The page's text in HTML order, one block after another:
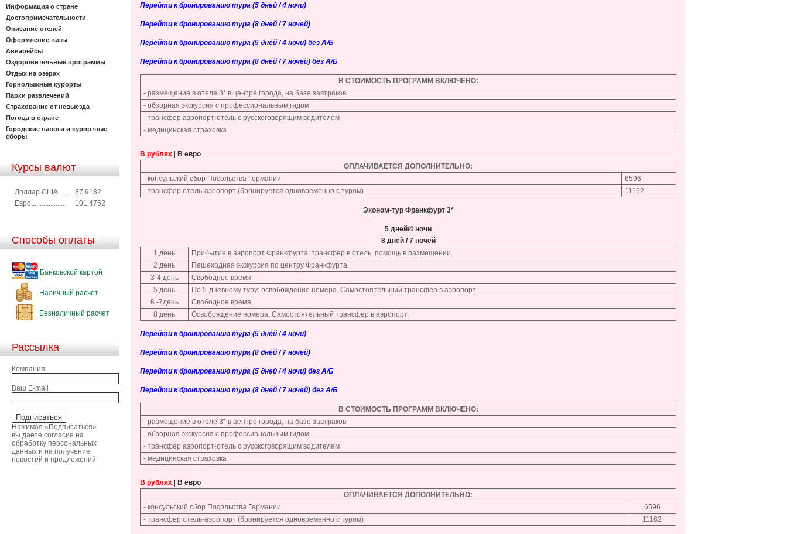
Информация о стране
Достопримечательности
Описание отелей
Оформление визы
Авиарейсы
Оздоровительные программы
Отдых на озёрах
Горнолыжные курорты
Парки развлечений
Страхование от невыезда
Погода в стране
Городские налоги и курортные
сборы
Курсы валют
Доллар США........ 87.9182
Евро...................
101.4752
Способы оплаты
Банковской картой
Наличный расчет
Безналичный расчет
Рассылка
Компания
Ваш E-mail
Нажимая «Подписаться»
вы даёте согласие на
обработку персональных
данных и на получение
новостей и предложений
Перейти к бронированию тура (5 дней / 4 ночи)
Перейти к бронированию тура (8 дней / 7 ночей)
Перейти к бронированию тура (5 дней / 4 ночи) без А/Б
Перейти к бронированию тура (8 дней / 7 ночей) без А/Б
В СТОИМОСТЬ ПРОГРАММ ВКЛЮЧЕНО:
- размещение в отеле 3* в центре города, на базе завтраков
- обзорная экскурсия с профессиональным гидом
- трансфер аэропорт-отель с русскоговорящим водителем
- медицинская страховка
В рублях
В евро
ОПЛАЧИВАЕТСЯ ДОПОЛНИТЕЛЬНО:
- консульский сбор Посольства Германии
6596
- трансфер отель-аэропорт (бронируется одновременно с туром)
11162
Эконом-тур Франкфурт 3*
5 дней/4 ночи
8 дней / 7 ночей
1 день
Прибытие в аэропорт Франкфурта, трансфер в отель, помощь в размещении.
2 день
Пешеходная экскурсия по центру Франкфурта.
3-4 день
Свободное время
5 день
По 5-дневному туру: освобождение номера. Самостоятельный трансфер в аэропорт.
6 -7день
Свободное время
8 день
Освобождение номера. Самостоятельный трансфер в аэропорт.
Перейти к бронированию тура (5 дней / 4 ночи)
Перейти к бронированию тура (8 дней / 7 ночей)
Перейти к бронированию тура (5 дней / 4 ночи) без А/Б
Перейти к бронированию тура (8 дней / 7 ночей) без А/Б
В СТОИМОСТЬ ПРОГРАММ ВКЛЮЧЕНО:
- размещение в отеле 3* в центре города, на базе завтраков
- обзорная экскурсия с профессиональным гидом
- трансфер аэропорт-отель с русскоговорящим водителем
- медицинская страховка
В рублях
В евро
ОПЛАЧИВАЕТСЯ ДОПОЛНИТЕЛЬНО:
- консульский сбор Посольства Германии
6596
- трансфер отель-аэропорт (бронируется одновременно с туром)
11162